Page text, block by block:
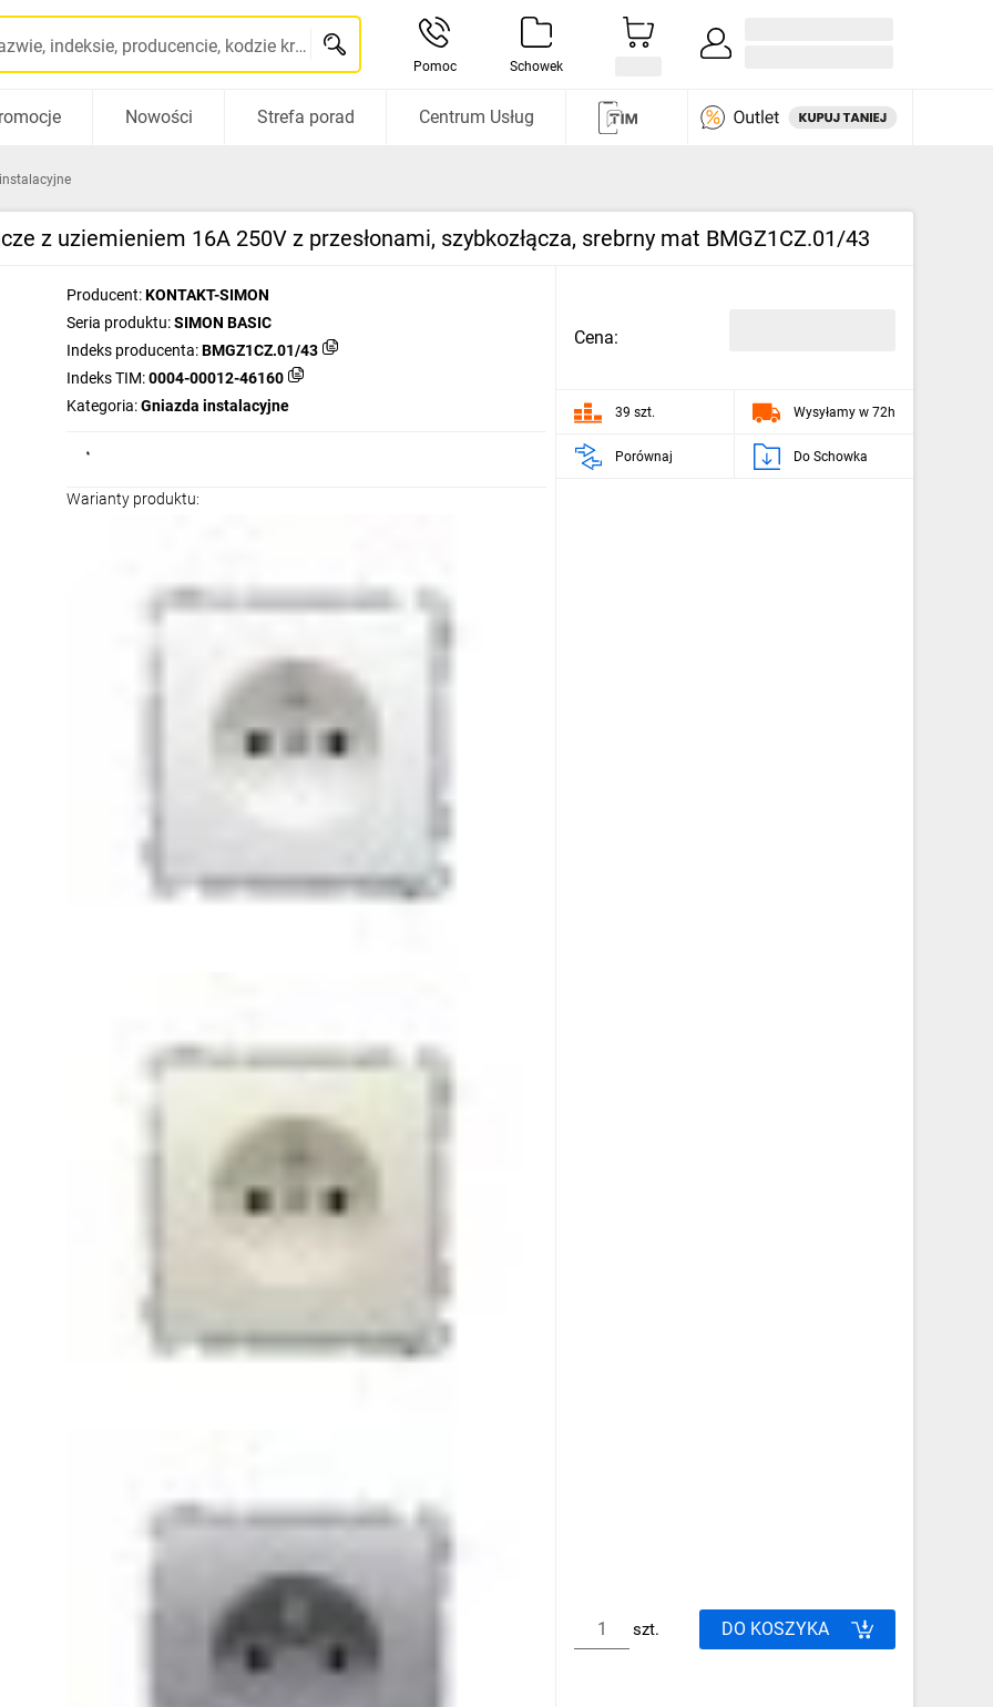
Szukaj po nazwie, indeksie, producencie, kodzie kreskowym...
Pomoc Schowek
Nowości Strefa porad Centrum Usług
z uziemieniem 16A 250V z przesłonami, szybkozłącza, srebrny mat BMGZ1CZ.01/43
Producent:KONTAKT-SIMON
Seria produktu:SIMON BASIC
Indeks producenta:BMGZ1CZ.01/43
Indeks TIM:0004-00012-46160
Kategoria:Gniazda instalacyjne
Warianty produktu:
Cena:
39 szt. Wysyłamy w 72h
Porównaj Do Schowka
szt. DO KOSZYKA